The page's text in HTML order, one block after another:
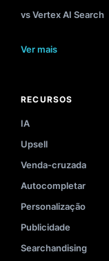
vs Vertex AI Search
Ver mais
RECURSOS
IA
Upsell
Venda-cruzada
Autocompletar
Personalização
Publicidade
Searchandising